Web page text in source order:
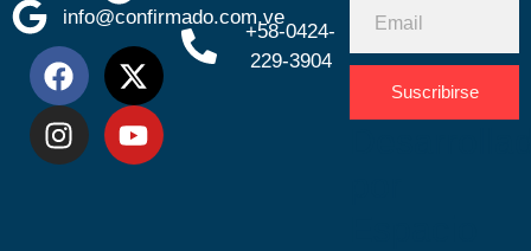
info@confirmado.com.ve
+58-0424-
229-3904
Suscribirse